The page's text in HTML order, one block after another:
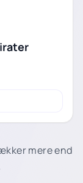
mere end